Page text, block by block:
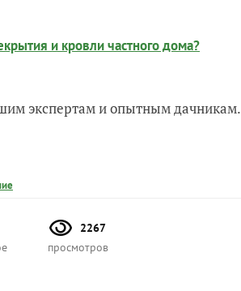
и кровли частного дома?
экспертам и опытным дачникам.
2267
просмотров